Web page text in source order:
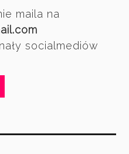
maila na
socialmediów